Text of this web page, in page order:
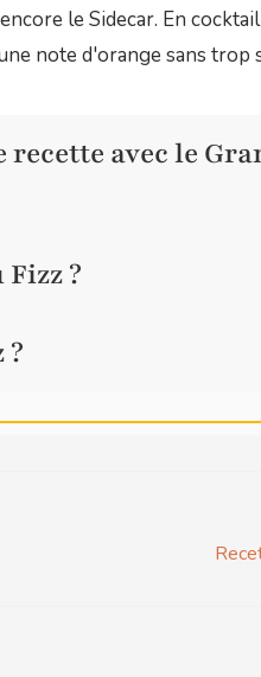
le Sidecar. En
note d'orange sans trop
recette avec le
?